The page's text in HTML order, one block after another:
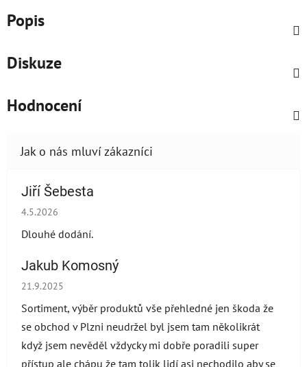
Popis
Diskuze
Hodnocení
Jiří Šebesta
Hodnocení obchodu je 2 z 5 hvězdiček.
4.5.2026
Dlouhé dodání.
Jakub Komosný
Hodnocení obchodu je 5 z 5 hvězdiček.
21.9.2025
Sortiment, výběr produktů vše přehledné jen škoda že
se obchod v Plzni neudržel byl jsem tam několikrát
když jsem nevěděl vždycky mi dobře poradili super
přístup ale chápu že tam tolik lidí asi nechodilo aby se